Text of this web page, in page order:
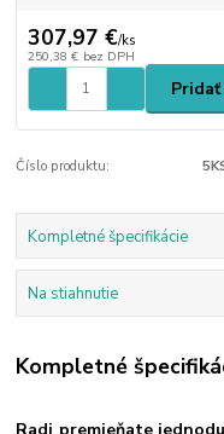
307,97 €/ks
250,38 € bez DPH
Číslo produktu:
Kompletné špecifikácie
Na stiahnutie
Kompletné